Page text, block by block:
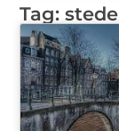
Tag: